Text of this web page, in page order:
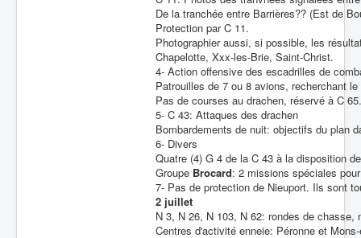
De la tranchée entre Barrières?? (Est de
Protection par C 11.
Photographier aussi, si possible, les
Chapelotte, Xxx-les-Brie, Saint-Christ.
4- Action offensive des escadrilles de
Patrouilles de 7 ou 8 avions, recherchant
Pas de courses au drachen, réservé à C 65.
5- C 43: Attaques des drachen
Bombardements de nuit: objectifs du plan
6- Divers
Quatre (4) G 4 de la C 43 à la disposition
Groupe Brocard: 2 missions spéciales
7- Pas de protection de Nieuport. Ils sont
2 juillet
N 3, N 26, N 103, N 62: rondes de
Centres d'activité enneie: Péronne et